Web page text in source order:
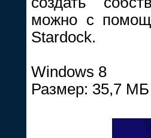
можно с
Stardock.
Windows 8
Размер: 35,7 МБ